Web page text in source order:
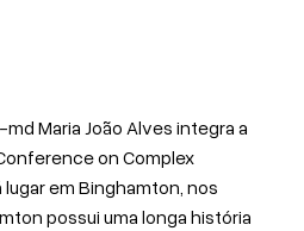
Maria João Alves integra a
on Complex
em Binghamton, nos
possui uma longa história